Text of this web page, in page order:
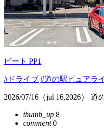
ビート PP1
#ドライブ #道の駅ピュアラ
2026/07/16（jul 16,2026）
thumb_up 8
comment0